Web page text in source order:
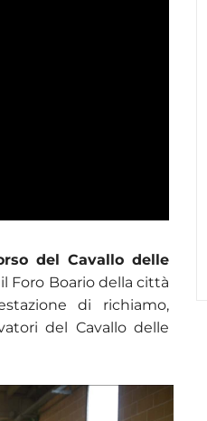
del Cavallo delle
Foro Boario della città
di richiamo,
del Cavallo delle